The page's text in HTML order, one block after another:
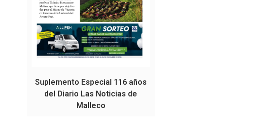
Suplemento Especial 116 años
del Diario Las Noticias de
Malleco